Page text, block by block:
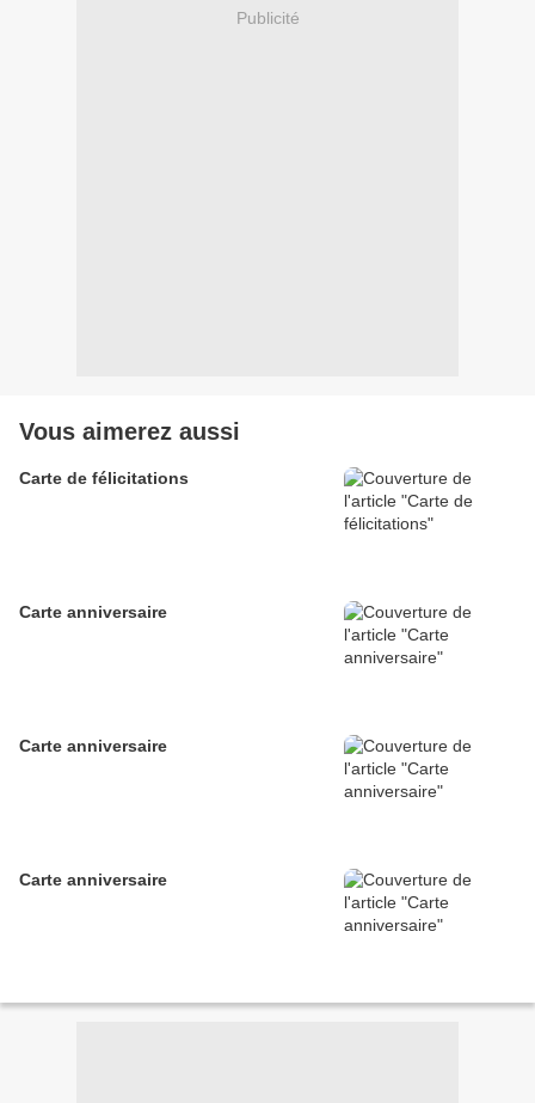
Publicité
Vous aimerez aussi
Carte de félicitations
Carte anniversaire
Carte anniversaire
Carte anniversaire